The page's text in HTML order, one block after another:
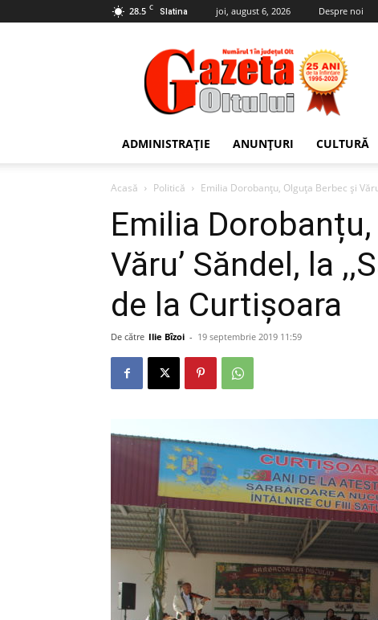
28.5 C Slatina joi, august 6, 2026 Despre noi
Gazeta
Oltului
ADMINISTRAȚIE ANUNȚURI CULTURĂ
Acasă Politică Emilia Dorobanțu, Olguța Berbec și
Emilia
Văru’ Săndel, la
de la Curtișoara
De către Ilie Bîzoi - 19 septembrie 2019 11:59